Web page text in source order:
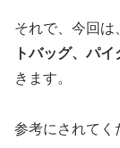
それで、今回は
トバッグ、パ
きます。
参考にされてく